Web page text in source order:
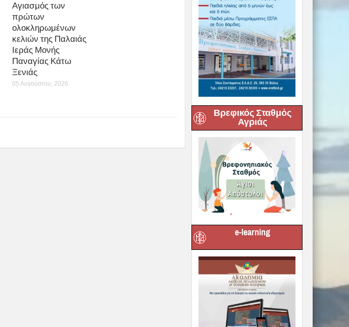
Αγιασμός των
πρώτων
ολοκληρωμένων
κελιών της Παλαιάς
Ιεράς Μονής
Παναγίας Κάτω
Ξενιάς
05 Αυγούστου, 2026
Βρεφικός Σταθμός
Αγριάς
e-learning